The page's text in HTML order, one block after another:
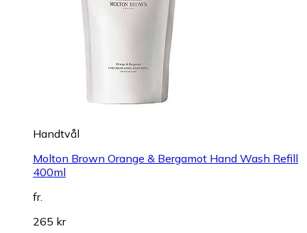
Handtvål
Molton Brown Orange & Bergamot Hand Wash Refill
400ml
fr.
265 kr